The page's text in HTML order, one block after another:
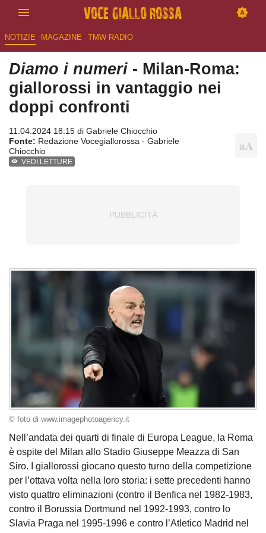
NOTIZIE MAGAZINE TMW RADIO
Diamo i numeri - Milan-Roma:
giallorossi in vantaggio nei
doppi confronti
11.04.2024 18:15 di Gabriele Chiocchio
Fonte: Redazione Vocegiallorossa - Gabriele
Chiocchio
VEDI LETTURE
© foto di www.imagephotoagency.it
Nell’andata dei quarti di finale di Europa League, la Roma
è ospite del Milan allo Stadio Giuseppe Meazza di San
Siro. I giallorossi giocano questo turno della competizione
per l’ottava volta nella loro storia: i sette precedenti hanno
visto quattro eliminazioni (contro il Benfica nel 1982-1983,
contro il Borussia Dortmund nel 1992-1993, contro lo
Slavia Praga nel 1995-1996 e contro l’Atletico Madrid nel